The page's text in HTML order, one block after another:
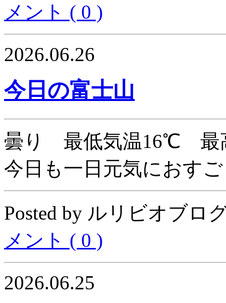
メント ( 0 )
2026.06.26
今日の富士山
曇り 最低気温16℃ 最
今日も一日元気におす
Posted by ルリビオブロ
メント ( 0 )
2026.06.25